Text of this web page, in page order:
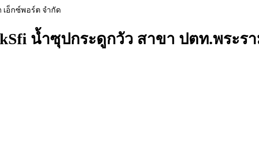
น้ำซุปกระดูกวัว สาขา ปตท.พระร